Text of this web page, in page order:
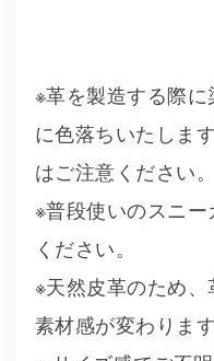
※革を製造する際
に色落ちいたしま
はご注意ください。
※普段使いのスニ
ください。
※天然皮革のため
素材感が変わりま